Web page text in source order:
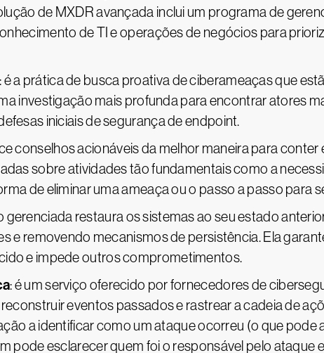
de MXDR avançada inclui um programa de
de TI e operações de negócios para
é a prática de busca proativa de ciberameaças que
investigação mais profunda para encontrar atores
iniciais de segurança de endpoint.
conselhos acionáveis da melhor maneira para
sobre atividades tão fundamentais como a
de eliminar uma ameaça ou o passo a passo para
gerenciada restaura os sistemas ao seu estado
e removendo mecanismos de persistência. Ela
e impede outros comprometimentos.
: é um serviço oferecido por fornecedores de
eventos passados e rastrear a cadeia de
a identificar como um ataque ocorreu (o que
pode esclarecer quem foi o responsável pelo ataque